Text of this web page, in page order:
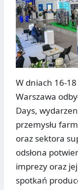
W dniach 16-18
Warszawa
Days,
przemysłu
oraz sektora
odsłona
imprezy oraz
spotkań